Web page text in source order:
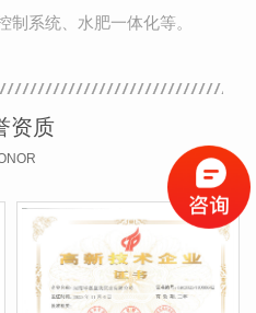
系统、水肥一体化等。
资质